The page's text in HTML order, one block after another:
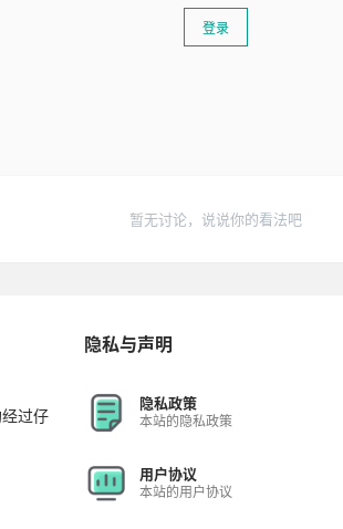
登录
暂无讨论，说说你的看法吧
过仔
隐私与声明
隐私政策
本站的隐私政策
用户协议
本站的用户协议